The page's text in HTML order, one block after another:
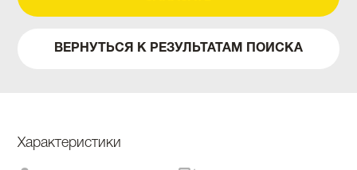
ВЕРНУТЬСЯ К РЕЗУЛЬТАТАМ ПОИСКА
Характеристики